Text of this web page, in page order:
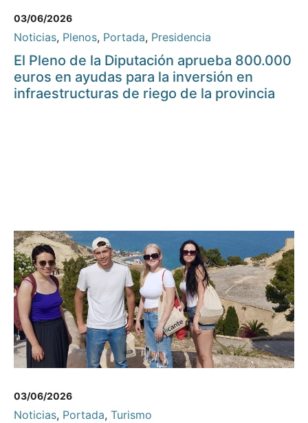
03/06/2026
Noticias, Plenos, Portada, Presidencia
El Pleno de la Diputación aprueba 800.000
euros en ayudas para la inversión en
infraestructuras de riego de la provincia
03/06/2026
Noticias, Portada, Turismo